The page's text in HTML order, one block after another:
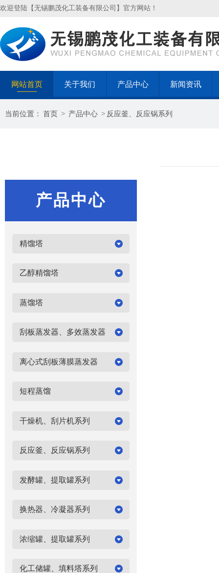
欢迎登陆【无锡鹏茂化工装备有限公司】官方网站！
网站首页 关于我们 产品中心 新闻资讯
当前位置： 首页 > 产品中心 > 反应釜、反应锅系列
产品中心
精馏塔
乙醇精馏塔
蒸馏塔
刮板蒸发器、多效蒸发器
离心式刮板薄膜蒸发器
短程蒸馏
干燥机、刮片机系列
反应釜、反应锅系列
发酵罐、提取罐系列
换热器、冷凝器系列
浓缩罐、提取罐系列
化工储罐、填料塔系列